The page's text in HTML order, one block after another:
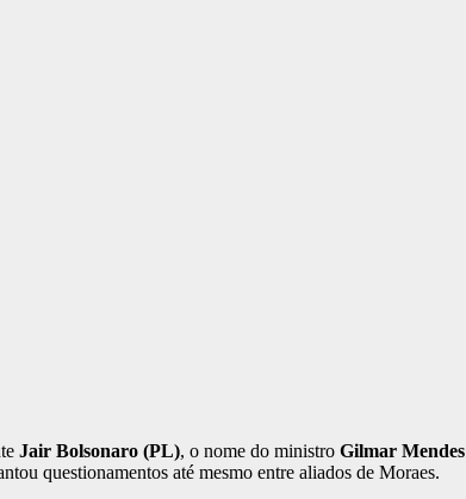
Jair Bolsonaro (PL), o nome do ministro Gilmar Mendes
questionamentos até mesmo entre aliados de Moraes.